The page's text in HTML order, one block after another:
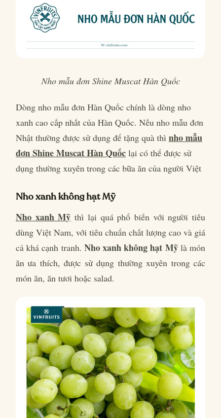
Nho mẫu đơn Shine Muscat Hàn Quốc
Dòng nho mẫu đơn Hàn Quốc chính là dòng nho
xanh cao cấp nhất của Hàn Quốc. Nếu nho mẫu đơn
Nhật thường được sử dụng để tặng quà thì nho mẫu
đơn Shine Muscat Hàn Quốc lại có thể được sử
dụng thường xuyên trong các bữa ăn của người Việt
Nho xanh không hạt Mỹ
Nho xanh Mỹ thì lại quá phổ biến với người tiêu
dùng Việt Nam, với tiêu chuẩn chất lượng cao và giá
cả khá cạnh tranh. Nho xanh không hạt Mỹlà món
ăn ưa thích, được sử dụng thường xuyên trong các
món ăn, ăn tươi hoặc salad.